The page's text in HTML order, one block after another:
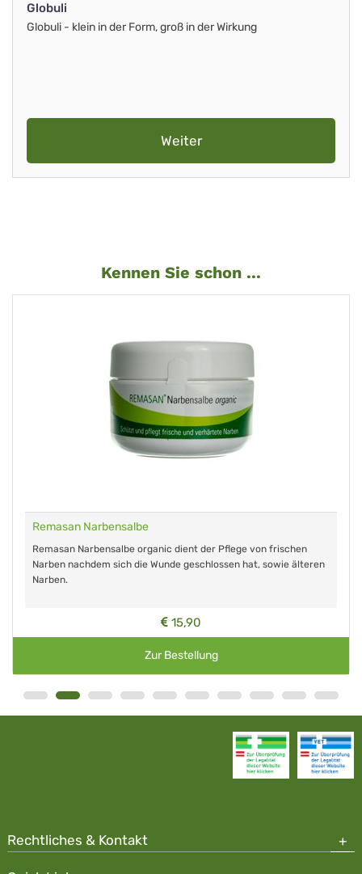
Globuli
Globuli - klein in der Form, groß in der Wirkung
Weiter
Kennen Sie schon ...
Remasan Narbensalbe
Remasan Narbensalbe organic dient der Pflege von frischen
Narben nachdem sich die Wunde geschlossen hat, sowie älteren
Narben.
15,90
Zur Bestellung
Rechtliches & Kontakt